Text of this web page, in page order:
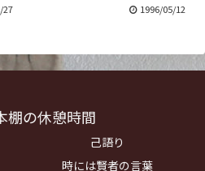
27 1996/05/12
棚の休憩時間
己語り
時には賢者の言葉